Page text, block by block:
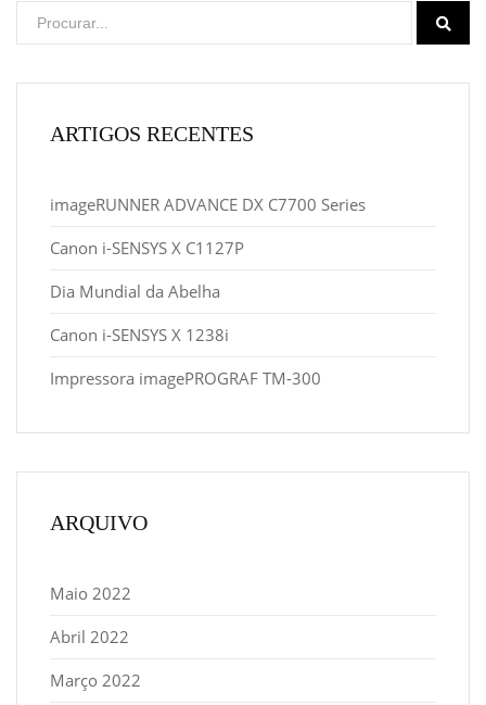
ARTIGOS RECENTES
imageRUNNER ADVANCE DX C7700 Series
Canon i-SENSYS X C1127P
Dia Mundial da Abelha
Canon i-SENSYS X 1238i
Impressora imagePROGRAF TM-300
ARQUIVO
Maio 2022
Abril 2022
Março 2022